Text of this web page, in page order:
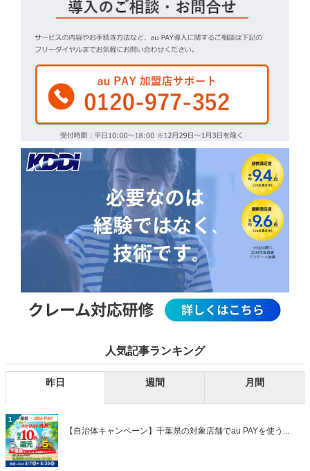
人気記事ランキング
昨日 週間 月間
1
【自治体キャンペーン】千葉県の対象店舗でau PAYを使う...